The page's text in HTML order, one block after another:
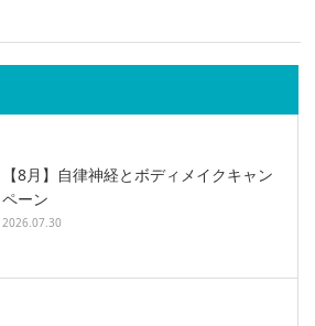
【8月】自律神経とボディメイクキャン
ペーン
2026.07.30